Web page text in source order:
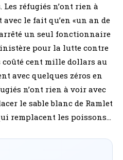
Les réfugiés n’ont rien à
le fait qu’en «un an de
un seul fonctionnaire
pour la lutte contre
cent mille dollars au
avec quelques zéros en
n’ont rien à voir avec
le sable blanc de Ramlet
remplacent les poissons…